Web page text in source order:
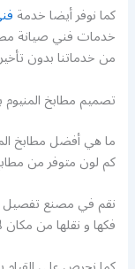
كما نوفر أيضا خدمة
خدمات فني صيانة
من خدماتنا بدون
تصميم مطابخ المنيوم
ما هي أفضل مطابخ
كم لون متوفر من
نقم في مصنع تفصيل
فكها و نقلها من